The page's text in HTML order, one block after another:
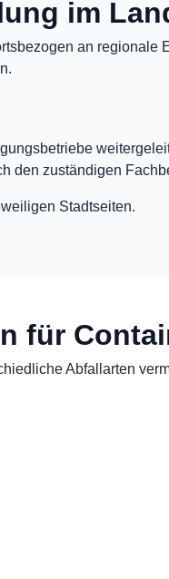
im
an
den zuständigen
Stadtseiten.
für
Abfallarten